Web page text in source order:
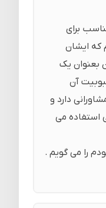
برای
که ایشان
بعنوان یک
آن
دارد و
استفاده می
را می گویم .